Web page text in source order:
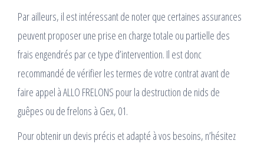
Par ailleurs, il est intéressant de noter que certaines assurances
peuvent proposer une prise en charge totale ou partielle des
frais engendrés par ce type d’intervention. Il est donc
recommandé de vérifier les termes de votre contrat avant de
faire appel à ALLO FRELONS pour la destruction de nids de
guêpes ou de frelons à Gex, 01.
Pour obtenir un devis précis et adapté à vos besoins, n’hésitez